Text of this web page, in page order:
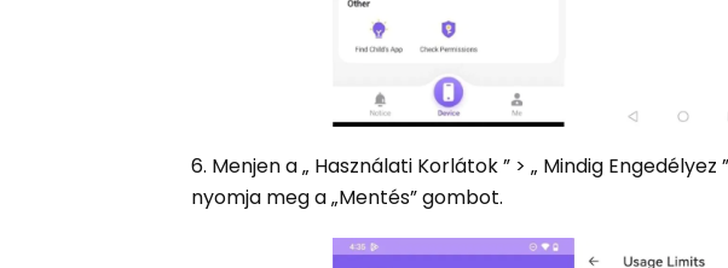
6. Menjen a „ Használati Korlátok ” > „ Mindig
nyomja meg a „Mentés” gombot.